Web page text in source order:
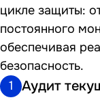
цикле защиты:
постоянного
обеспечивая
безопасность.
1
Аудит